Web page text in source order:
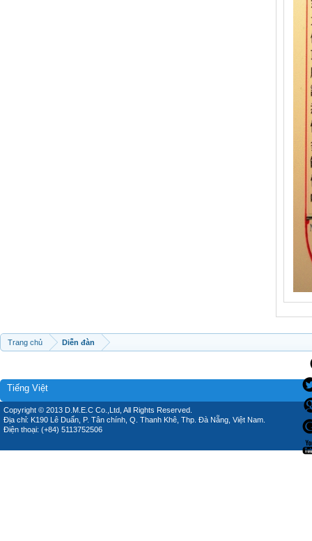
Trang chủ Diễn đàn
Tiếng Việt
Copyright © 2013 D.M.E.C Co.,Ltd, All Rights Reserved.
Địa chỉ: K190 Lê Duẩn, P. Tân chính, Q. Thanh Khê, Thp. Đà Nẵng, Việt Nam.
Điện thoại: (+84) 5113752506